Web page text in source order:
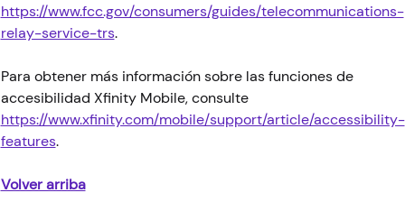
https://www.fcc.gov/consumers/guides/telecommunications-
relay-service-trs.
Para obtener más información sobre las funciones de
accesibilidad Xfinity Mobile, consulte
https://www.xfinity.com/mobile/support/article/accessibility-
features.
Volver arriba